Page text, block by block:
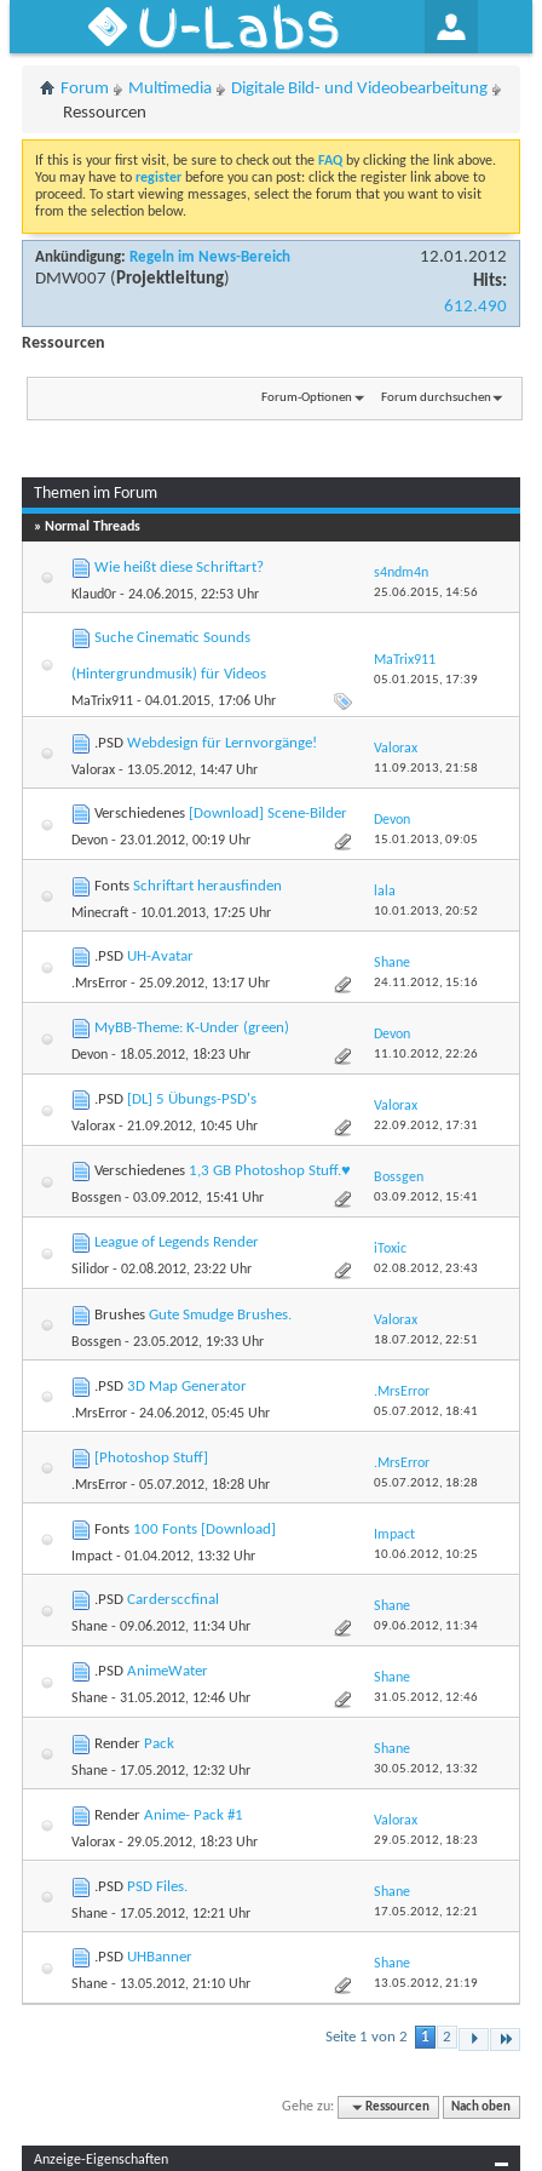
U-Labs
Forum Multimedia
Digitale Bild- und Videobearbeitung
Ressourcen
If this is your first visit, be sure to check out the FAQ by clicking the link above.
You may have to register before you can post: click the register link above to
proceed. To start viewing messages, select the forum that you want to visit
from the selection below.
Ankündigung: Regeln im News-Bereich
DMW007 (Projektleitung)
12.01.2012
Hits:
612.490
Ressourcen
Forum-Optionen Forum durchsuchen
Themen im Forum
» Normal Threads
Wie heißt diese Schriftart?
Klaud0r - 24.06.2015, 22:53 Uhr
s4ndm4n
25.06.2015, 14:56
Suche Cinematic Sounds
(Hintergrundmusik) für Videos
MaTrix911 - 04.01.2015, 17:06 Uhr
MaTrix911
05.01.2015, 17:39
.PSD Webdesign für Lernvorgänge!
Valorax - 13.05.2012, 14:47 Uhr
Valorax
11.09.2013, 21:58
Verschiedenes [Download] Scene-Bilder
Devon - 23.01.2012, 00:19 Uhr
Devon
15.01.2013, 09:05
Fonts Schriftart herausfinden
Minecraft - 10.01.2013, 17:25 Uhr
lala
10.01.2013, 20:52
.PSD UH-Avatar
.MrsError - 25.09.2012, 13:17 Uhr
Shane
24.11.2012, 15:16
MyBB-Theme: K-Under (green)
Devon - 18.05.2012, 18:23 Uhr
Devon
11.10.2012, 22:26
.PSD [DL] 5 Übungs-PSD's
Valorax - 21.09.2012, 10:45 Uhr
Valorax
22.09.2012, 17:31
Verschiedenes 1,3 GB Photoshop Stuff.♥
Bossgen - 03.09.2012, 15:41 Uhr
Bossgen
03.09.2012, 15:41
League of Legends Render
Silidor - 02.08.2012, 23:22 Uhr
iToxic
02.08.2012, 23:43
Brushes Gute Smudge Brushes.
Bossgen - 23.05.2012, 19:33 Uhr
Valorax
18.07.2012, 22:51
.PSD 3D Map Generator
.MrsError - 24.06.2012, 05:45 Uhr
.MrsError
05.07.2012, 18:41
[Photoshop Stuff]
.MrsError - 05.07.2012, 18:28 Uhr
.MrsError
05.07.2012, 18:28
Fonts 100 Fonts [Download]
Impact - 01.04.2012, 13:32 Uhr
Impact
10.06.2012, 10:25
.PSD Cardersccfinal
Shane - 09.06.2012, 11:34 Uhr
Shane
09.06.2012, 11:34
.PSD AnimeWater
Shane - 31.05.2012, 12:46 Uhr
Shane
31.05.2012, 12:46
Render Pack
Shane - 17.05.2012, 12:32 Uhr
Shane
30.05.2012, 13:32
Render Anime- Pack #1
Valorax - 29.05.2012, 18:23 Uhr
Valorax
29.05.2012, 18:23
.PSD PSD Files.
Shane - 17.05.2012, 12:21 Uhr
Shane
17.05.2012, 12:21
.PSD UHBanner
Shane - 13.05.2012, 21:10 Uhr
Shane
13.05.2012, 21:19
Seite 1 von 2 1 2
Gehe zu: Ressourcen Nach oben
Anzeige-Eigenschaften